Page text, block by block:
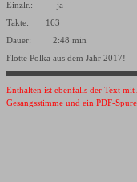
Einzlr.: ja
Takte: 163
Dauer: 2:48 min
Flotte Polka aus dem Jahr 2017!
Enthalten ist ebenfalls der Text
Gesangsstimme und ein PDF-